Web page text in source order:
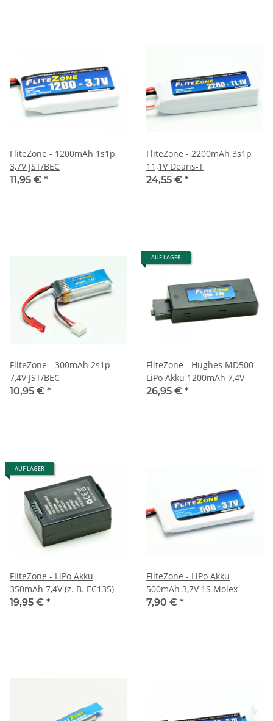
FliteZone - 1200mAh 1s1p
3,7V JST/BEC
11,95 € *
FliteZone - 2200mAh 3s1p
11,1V Deans-T
24,55 € *
FliteZone - 300mAh 2s1p
7,4V JST/BEC
10,95 € *
AUF LAGER
FliteZone - Hughes MD500 -
LiPo Akku 1200mAh 7,4V
26,95 € *
AUF LAGER
FliteZone - LiPo Akku
350mAh 7,4V (z. B. EC135)
19,95 € *
FliteZone - LiPo Akku
500mAh 3,7V 1S Molex
7,90 € *